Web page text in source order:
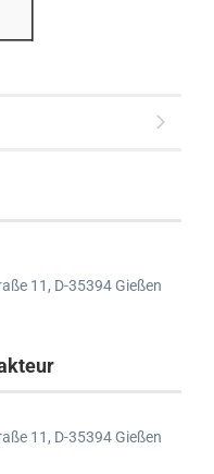
11, D-35394 Gießen
11, D-35394 Gießen